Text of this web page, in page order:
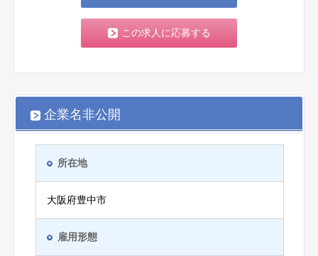
この求人に応募する
企業名非公開
所在地
大阪府豊中市
雇用形態